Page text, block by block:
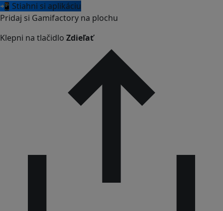
📲 Stiahni si aplikáciu
Pridaj si Gamifactory na plochu
Klepni na tlačidlo Zdieľať